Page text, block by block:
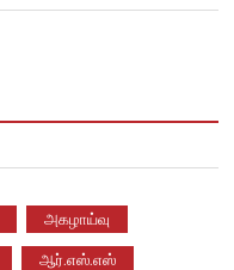
அகழாய்வு
ஆர்.எஸ்.எஸ்